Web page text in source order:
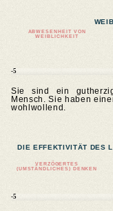
ABWESENHEIT VON
WEIBLICHKEIT
-5
Sie sind ein
Mensch. Sie haben
wohlwollend.
DIE EFFEKTIVITÄT DES
VERZÖGERTES
(UMSTÄNDLICHES) DENKEN
-5